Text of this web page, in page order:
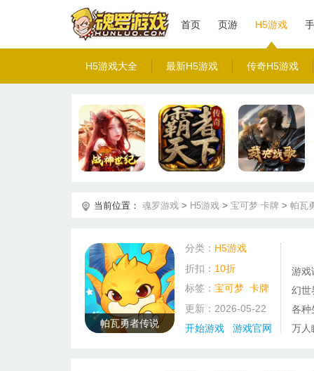
首页 页游 H5游戏
H5游戏大全 最新H5游戏 传奇H5游戏
当前位置： 魂罗游戏 > H5游戏 > 宝可梦 卡牌 > 帕瓦
帕瓦勇者传说
分类： H5游戏
折扣： 10折
标签： 宝可梦 卡牌
更新：2026-05-22
开始游戏
游戏官网
游戏
幻世
各种
万人